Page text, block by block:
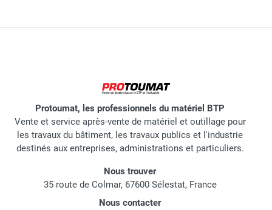
Protoumat, les professionnels du matériel BTP
Vente et service après-vente de matériel et outillage pour
les travaux du bâtiment, les travaux publics et l'industrie
destinés aux entreprises, administrations et particuliers.
Nous trouver
35 route de Colmar, 67600 Sélestat, France
Nous contacter